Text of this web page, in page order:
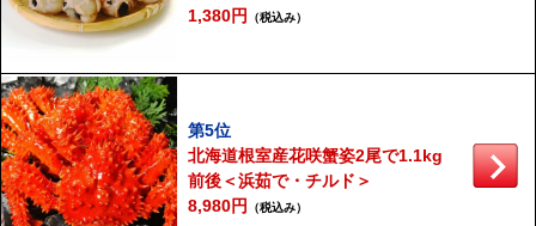
1,380円
（税込み）
第5位
北海道根室産花咲蟹姿2尾で1.1kg
前後＜浜茹で・チルド＞
8,980円
（税込み）